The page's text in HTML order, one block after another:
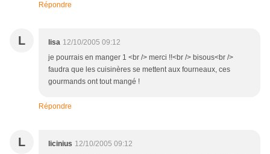
Répondre
L lisa 12/10/2005 09:12
je pourrais en manger 1 <br /> merci !!<br /> bisous<br />
faudra que les cuisinères se mettent aux fourneaux, ces
gourmands ont tout mangé !
Répondre
L licinius 12/10/2005 09:12